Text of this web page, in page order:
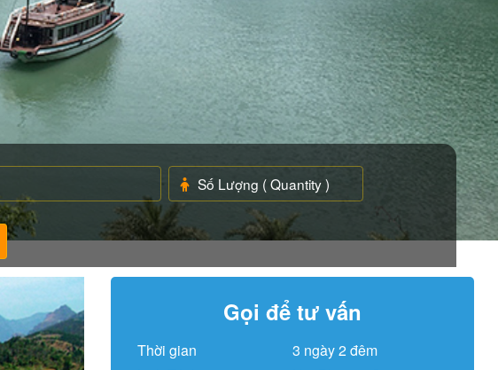
Gọi để tư vấn
Thời gian
3 ngày 2 đêm